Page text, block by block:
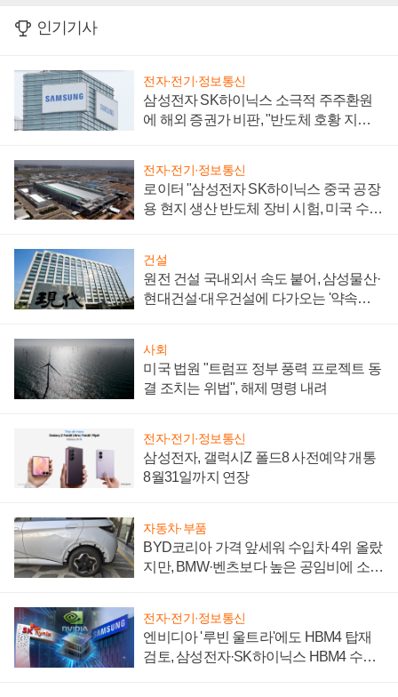
인기기사
전자·전기·정보통신
삼성전자 SK하이닉스 소극적 주주환원
에 해외 증권가 비판, "반도체 호황 지속
전자·전기·정보통신
로이터 "삼성전자 SK하이닉스 중국 공장
용 현지 생산 반도체 장비 시험, 미국 수출
건설
원전 건설 국내외서 속도 붙어, 삼성물산·
현대건설·대우건설에 다가오는 '약속의
사회
미국 법원 "트럼프 정부 풍력 프로젝트 동
결 조치는 위법", 해제 명령 내려
전자·전기·정보통신
삼성전자, 갤럭시Z 폴드8 사전예약 개통
8월31일까지 연장
자동차·부품
BYD코리아 가격 앞세워 수입차 4위 올랐
지만, BMW·벤츠보다 높은 공임비에 소비
전자·전기·정보통신
엔비디아 '루빈 울트라'에도 HBM4 탑재
검토, 삼성전자·SK하이닉스 HBM4 수율